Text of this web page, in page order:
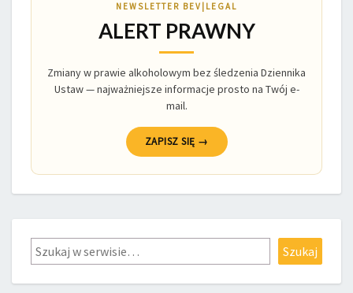
NEWSLETTER BEV|LEGAL
ALERT PRAWNY
Zmiany w prawie alkoholowym bez śledzenia Dziennika
Ustaw — najważniejsze informacje prosto na Twój e-
mail.
ZAPISZ SIĘ →
Szukaj Szukaj